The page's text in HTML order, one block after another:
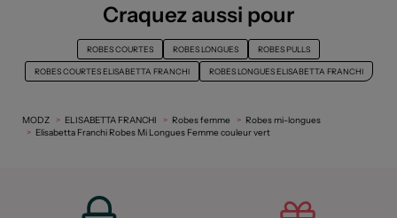
Craquez aussi pour
ROBES COURTES ROBES LONGUES ROBES PULLS
ROBES COURTES ELISABETTA FRANCHI ROBES LONGUES ELISABETTA FRANCHI
MODZ ELISABETTA FRANCHI Robes femme
Robes mi-longues
Elisabetta Franchi Robes Mi Longues Femme couleur vert